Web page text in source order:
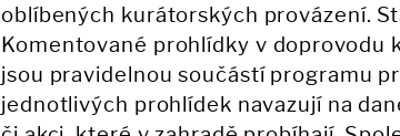
oblíbených kurátorských provázení.
Komentované prohlídky v doprovodu
jsou pravidelnou součástí programu
jednotlivých prohlídek navazují na